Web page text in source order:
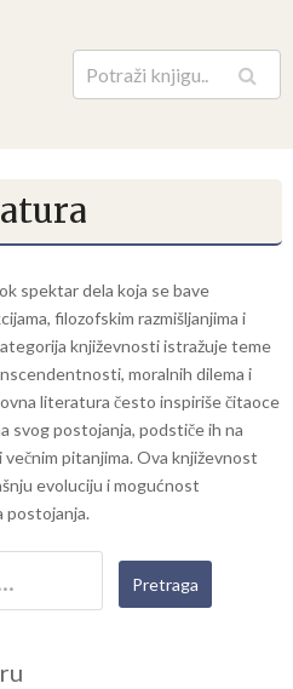
Pretraga
spektar dela koja se bave
filozofskim razmišljanjima i
književnosti istražuje teme
moralnih dilema i
literatura često inspiriše čitaoce
svog postojanja, podstiče ih na
pitanjima. Ova književnost
evoluciju i mogućnost
postojanja.